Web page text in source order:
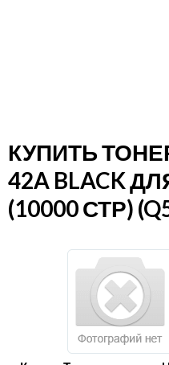
КУПИТЬ
42A BLACK
(10000 СТР)